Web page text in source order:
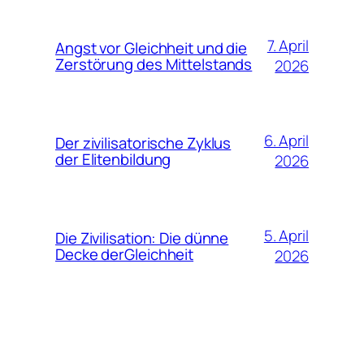
Angst vor Gleichheit und die
Zerstörung des Mittelstands
7. April
2026
Der zivilisatorische Zyklus
der Elitenbildung
6. April
2026
Die Zivilisation: Die dünne
Decke derGleichheit
5. April
2026